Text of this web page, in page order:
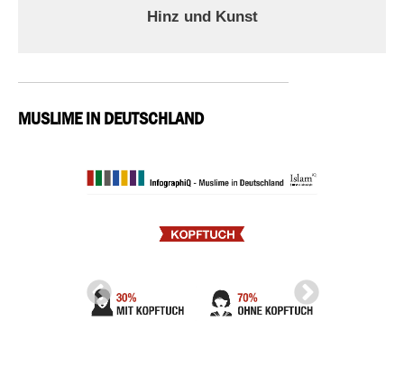
Hinz und Kunst
MUSLIME IN DEUTSCHLAND